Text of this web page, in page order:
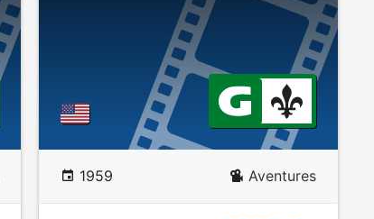
1959 Aventures